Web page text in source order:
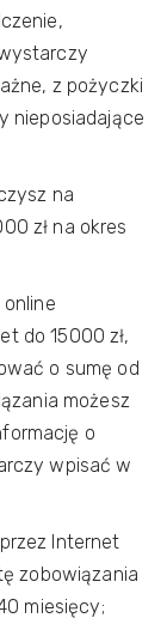
z pożyczki
nieposiadające
na
zł na okres
do 15000 zł,
o sumę od
możesz
o
wpisać w
Internet
zobowiązania
miesięcy;